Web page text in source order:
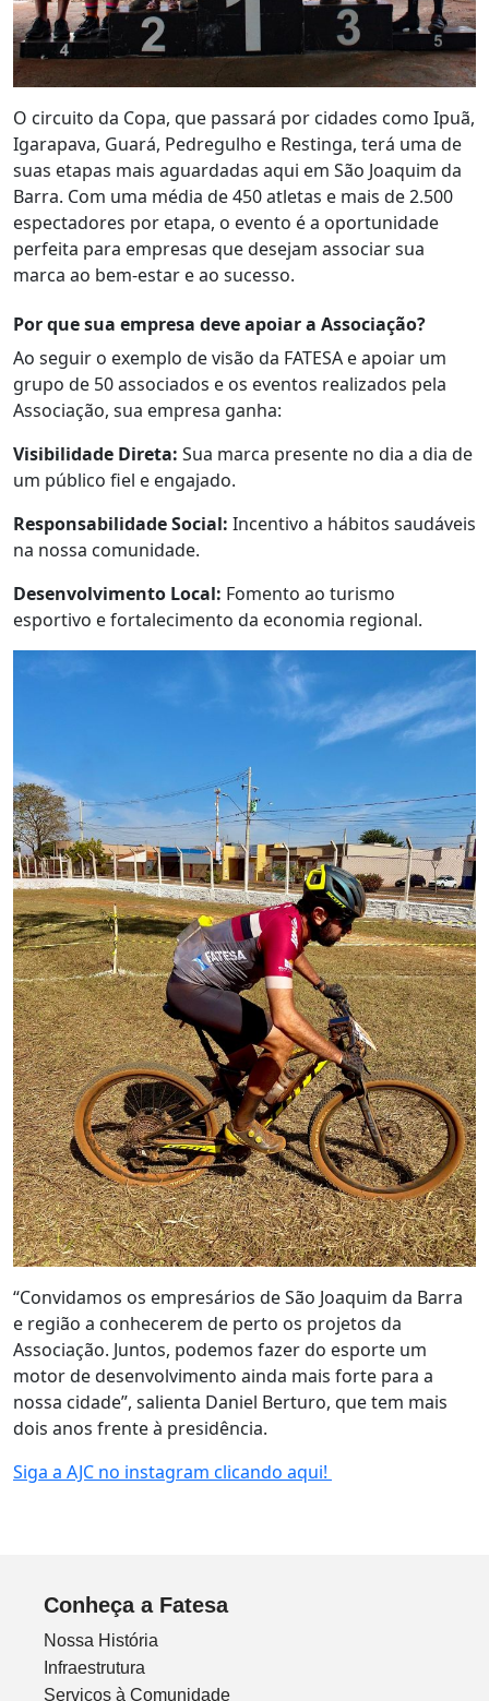
O circuito da Copa, que passará por cidades como Ipuã,
Igarapava, Guará, Pedregulho e Restinga, terá uma de
suas etapas mais aguardadas aqui em São Joaquim da
Barra. Com uma média de 450 atletas e mais de 2.500
espectadores por etapa, o evento é a oportunidade
perfeita para empresas que desejam associar sua
marca ao bem-estar e ao sucesso.
Por que sua empresa deve apoiar a Associação?
Ao seguir o exemplo de visão da FATESA e apoiar um
grupo de 50 associados e os eventos realizados pela
Associação, sua empresa ganha:
Visibilidade Direta: Sua marca presente no dia a dia de
um público fiel e engajado.
Responsabilidade Social: Incentivo a hábitos saudáveis
na nossa comunidade.
Desenvolvimento Local: Fomento ao turismo
esportivo e fortalecimento da economia regional.
“Convidamos os empresários de São Joaquim da Barra
e região a conhecerem de perto os projetos da
Associação. Juntos, podemos fazer do esporte um
motor de desenvolvimento ainda mais forte para a
nossa cidade”, salienta Daniel Berturo, que tem mais
dois anos frente à presidência.
Siga a AJC no instagram clicando aqui!
Conheça a Fatesa
Nossa História
Infraestrutura
Serviços à Comunidade